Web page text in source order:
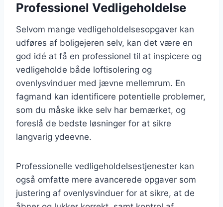
Professionel Vedligeholdelse
Selvom mange vedligeholdelsesopgaver kan
udføres af boligejeren selv, kan det være en
god idé at få en professionel til at inspicere og
vedligeholde både loftisolering og
ovenlysvinduer med jævne mellemrum. En
fagmand kan identificere potentielle problemer,
som du måske ikke selv har bemærket, og
foreslå de bedste løsninger for at sikre
langvarig ydeevne.
Professionelle vedligeholdelsestjenester kan
også omfatte mere avancerede opgaver som
justering af ovenlysvinduer for at sikre, at de